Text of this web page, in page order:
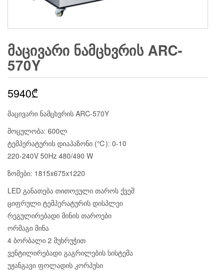
ᲛᲐᲪᲘᲕᲐᲠᲘ ᲜᲐᲛᲪᲮᲕᲠᲘᲡ ARC-
570Y
5940₾
მაცივარი ნამცხვრის ARC-570Y
მოცულობა: 600ლ
ტემპერატურის დიაპაზონი (℃): 0-10
220-240V 50Hz 480/490 W
ზომები: 1815x675x1220
LED განათება თითოეული თაროს ქვეშ
ციფრული ტემპერატურის დისპლეი
რეგულირებადი მინის თაროები
ორმაგი მინა
4 ბორბალი 2 მუხრუჭით
ვენტილირებადი გაგრილების სისტემა
უჟანგავი ფოლადის კორპუსი